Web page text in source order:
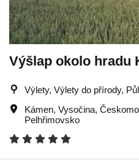
Výšlap okolo hradu
Výlety, Výlety do přírody,
Kámen, Vysočina,
Pelhřimovsko